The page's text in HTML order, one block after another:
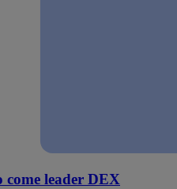
come leader DEX